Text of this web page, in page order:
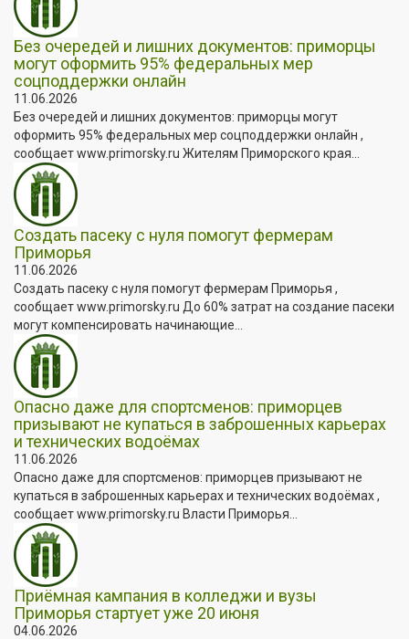
Без очередей и лишних документов: приморцы
могут оформить 95% федеральных мер
соцподдержки онлайн
11.06.2026
Без очередей и лишних документов: приморцы могут
оформить 95% федеральных мер соцподдержки онлайн ,
сообщает www.primorsky.ru Жителям Приморского края...
Создать пасеку с нуля помогут фермерам
Приморья
11.06.2026
Создать пасеку с нуля помогут фермерам Приморья ,
сообщает www.primorsky.ru До 60% затрат на создание пасеки
могут компенсировать начинающие...
Опасно даже для спортсменов: приморцев
призывают не купаться в заброшенных карьерах
и технических водоёмах
11.06.2026
Опасно даже для спортсменов: приморцев призывают не
купаться в заброшенных карьерах и технических водоёмах ,
сообщает www.primorsky.ru Власти Приморья...
Приёмная кампания в колледжи и вузы
Приморья стартует уже 20 июня
04.06.2026